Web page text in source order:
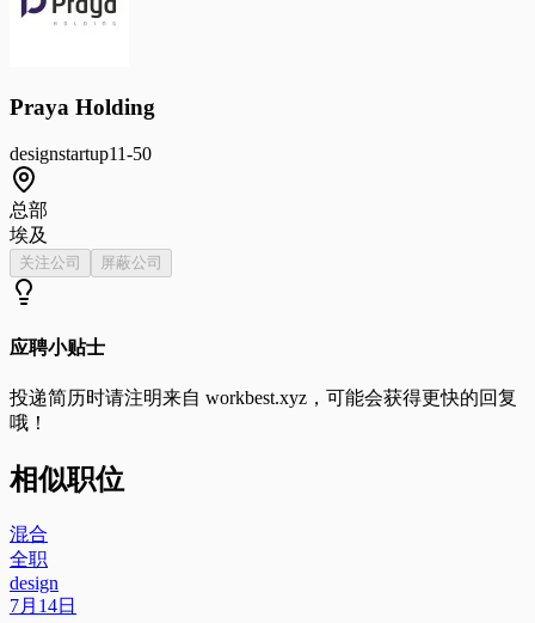
Praya Holding
designstartup11-50
总部
埃及
关注公司 屏蔽公司
应聘小贴士
投递简历时请注明来自 workbest.xyz ，可能会获得更快的回复
哦！
相似职位
混合
全职
design
7月14日